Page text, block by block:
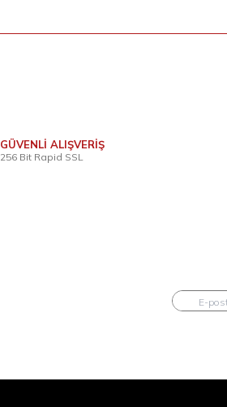
GÜVENLİ ALIŞVERİŞ
256 Bit Rapid SSL